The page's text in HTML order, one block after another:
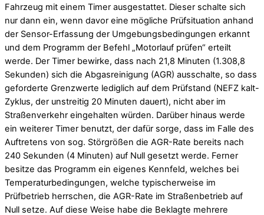
Fahrzeug mit einem Timer ausgestattet. Dieser schalte sich
nur dann ein, wenn davor eine mögliche Prüfsituation anhand
der Sensor-Erfassung der Umgebungsbedingungen erkannt
und dem Programm der Befehl „Motorlauf prüfen“ erteilt
werde. Der Timer bewirke, dass nach 21,8 Minuten (1.308,8
Sekunden) sich die Abgasreinigung (AGR) ausschalte, so dass
geforderte Grenzwerte lediglich auf dem Prüfstand (NEFZ kalt-
Zyklus, der unstreitig 20 Minuten dauert), nicht aber im
Straßenverkehr eingehalten würden. Darüber hinaus werde
ein weiterer Timer benutzt, der dafür sorge, dass im Falle des
Auftretens von sog. Störgrößen die AGR-Rate bereits nach
240 Sekunden (4 Minuten) auf Null gesetzt werde. Ferner
besitze das Programm ein eigenes Kennfeld, welches bei
Temperaturbedingungen, welche typischerweise im
Prüfbetrieb herrschen, die AGR-Rate im Straßenbetrieb auf
Null setze. Auf diese Weise habe die Beklagte mehrere